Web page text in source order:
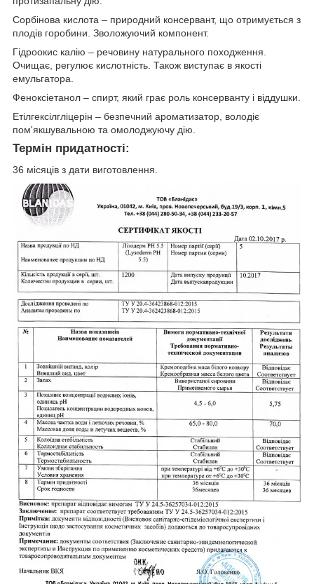
Сорбінова кислота – природний консервант, що отримується з
плодів горобини. Зволожуючий компонент.
Гідроокис калію – речовину натурального походження.
Очищає, регулює кислотність. Також виступає в якості
емульгатора.
Феноксіетанол – спирт, який грає роль консерванту і віддушки.
Етілгексілгліцерін – безпечний ароматизатор, володіє
пом'якшувальною та омолоджуючу дію.
Термін придатності:
36 місяців з дати виготовлення.